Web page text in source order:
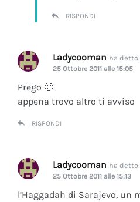
RISPONDI
Ladycooman ha detto:
25 Ottobre 2011 alle 15:05
Prego 🙂
appena trovo altro ti avviso
RISPONDI
Ladycooman ha detto:
25 Ottobre 2011 alle 15:13
l’Haggadah di Sarajevo, un